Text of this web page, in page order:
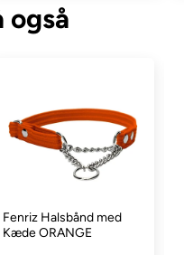
også
Fenriz Halsbånd med
Kæde ORANGE